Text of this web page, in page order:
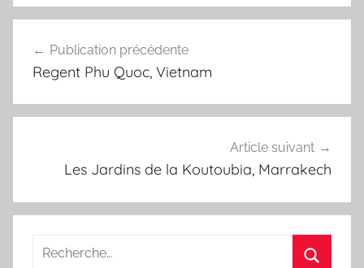
de
Publication précédente
Regent Phu Quoc, Vietnam
Article suivant
Les Jardins de la Koutoubia, Marrakech
Recherche